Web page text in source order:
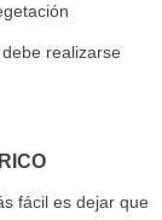
realizarse
fácil es dejar que